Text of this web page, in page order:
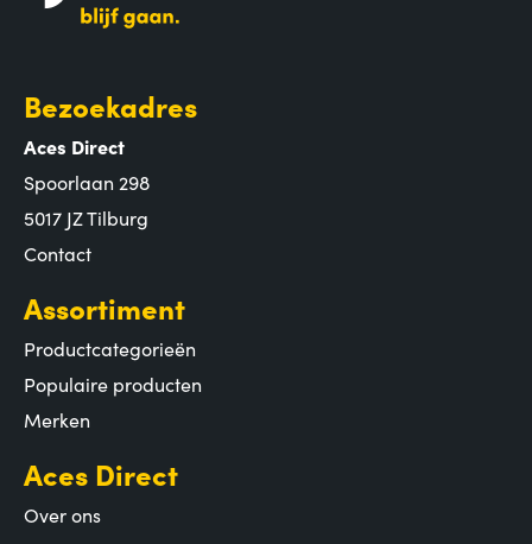
Bezoekadres
Aces Direct
Spoorlaan 298
5017 JZ Tilburg
Contact
Assortiment
Productcategorieën
Populaire producten
Merken
Aces Direct
Over ons